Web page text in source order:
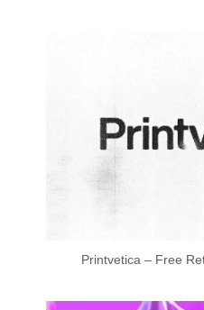
Printvetica – Free